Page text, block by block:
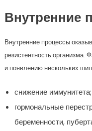
Внутренние
Внутренние процессы
резистентность
и появлению нескольких
снижение иммунитета;
гормональные
беременности,